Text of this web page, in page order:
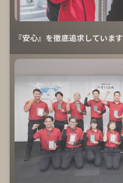
『安心』を徹底追求しています